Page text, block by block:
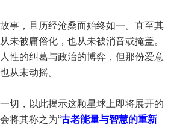
事，且历经沧桑而始终如一。直至其
未被庸俗化，也从未被消音或掩盖。
性的纠葛与政治的博弈，但那份爱意
从未动摇。
切，以此揭示这颗星球上即将展开的
将其称之为“古老能量与智慧的重新